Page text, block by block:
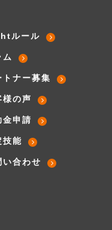
ルール
ム
トナー募集
様の声
金申請
技能
い合わせ